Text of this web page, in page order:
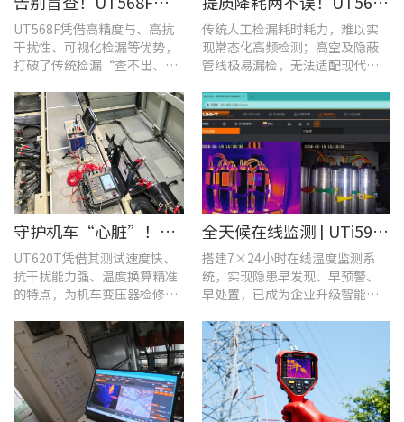
UT568F凭借高精度与、高抗
干扰性、可视化检漏等优势，
打破了传统检漏“查不出、查
传统人工检漏耗时耗力，难以实
现常态化高频检测；高空及隐蔽
管线极易漏检，无法适配现代化
守护机车“心脏”！优利德UT620T助力HXD3C主变压器高效检修
UT620T凭借其测试速度快、
抗干扰能力强、温度换算精准
的特点，为机车变压器检修带
全天候在线监测 | UTi591B在线式红外热成像仪助力配电运维智能化转型
搭建7×24小时在线温度监测系
统，实现隐患早发现、早预警、
早处置，已成为企业升级智能运